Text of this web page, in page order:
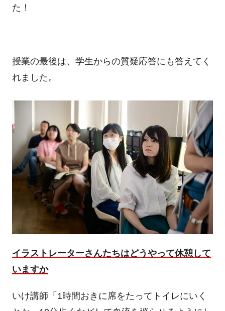
た！
授業の最後は、学生からの質疑応答にも答えてく
れました。
イラストレーターさんたちはどうやって休憩して
いますか
いけ講師「1時間おきに席をたってトイレにいく